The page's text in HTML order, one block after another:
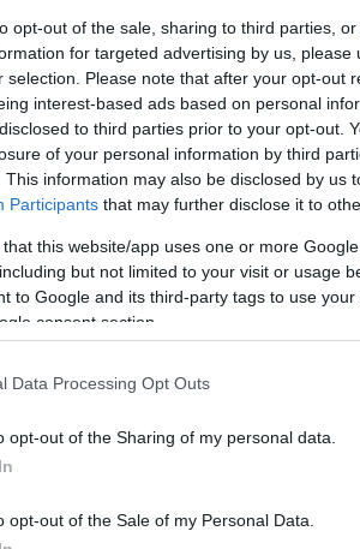
opt-out of the sale, sharing to third parties,
for targeted advertising by us,
selection. Please note that after your opt-out
interest-based ads based on personal
to third parties prior to your opt-out.
of your personal information by third
This information may also be disclosed by us
Participants that may further disclose it to
that this website/app uses one or more
but not limited to your visit or usage
to Google and its third-party tags to use
consent section.
Data Processing Opt Outs
opt-out of the Sharing of my personal data.
opt-out of the Sale of my Personal Data.
op de tegenbewijsregeling. Tot juni
(OWR)ingediend, waarvan er
operatie nog lang zal duren.
mei 2026 zijn bijna 7,2 miljoen brieven
4,26 miljoen brieven ook een
2026 en in 2027 volgen naar